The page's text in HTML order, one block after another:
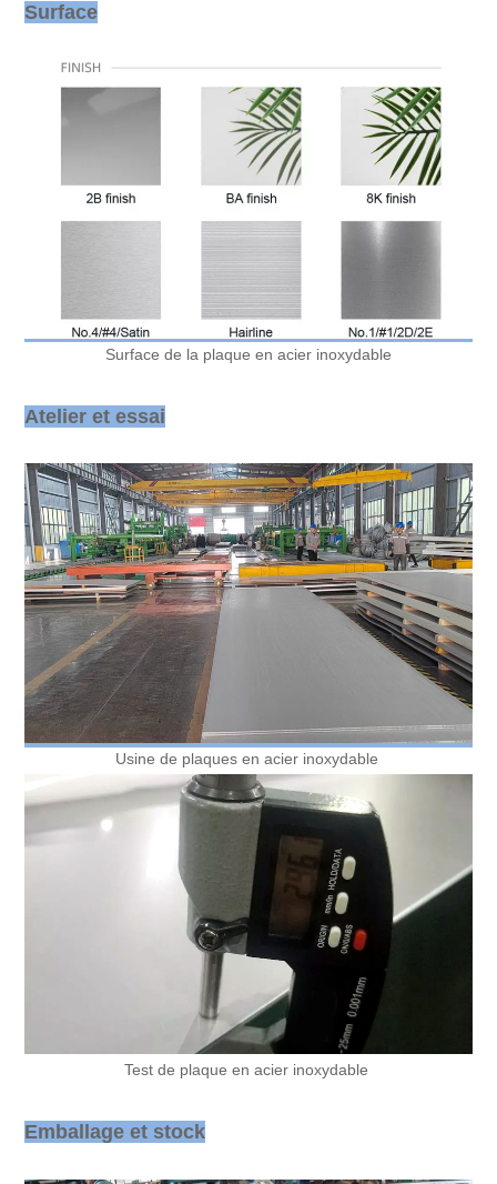
Surface
Surface de la plaque en acier inoxydable
Atelier et essai
Usine de plaques en acier inoxydable
Test de plaque en acier inoxydable
Emballage et stock